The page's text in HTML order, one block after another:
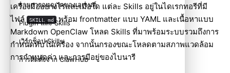
เครื่องมืออย่างไรและเมื่อใด แต่ละ Skills อยู่ในไดเรกทอรีที่มี
ไฟล์
SKILL.md พร้อม frontmatter แบบ YAML และเนื้อหาแบบ
Markdown OpenClaw โหลด Skills ที่มาพร้อมระบบรวมถึงการ
กำหนดทับในเครื่อง จากนั้นกรองขณะโหลดตามสภาพแวดล้อม
การกำหนดค่า และการมีอยู่ของไบนารี
รายการอนุญาตของเอเจนต์
Plugin และ Skills
เวิร์กช็อป Skills
การติดตั้งจาก ClawHub